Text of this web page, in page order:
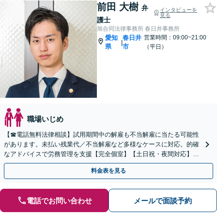
前田 大樹 弁
護士
インタビューを
見る
旭合同法律事務所 春日井事務所
愛知
県
|
春日井
市
営業時間：09:00~21:00
（平日）
職場いじめ
【☎︎電話無料法律相談】試用期間中の解雇も不当解雇に当たる可能性
があります。未払い残業代／不当解雇など多様なケースに対応。的確
なアドバイスで労務管理を支援【完全個室】【土日祝・夜間対応】
【オンライン面談可】
料金表を見る
電話でお問い合わせ メールで面談予約